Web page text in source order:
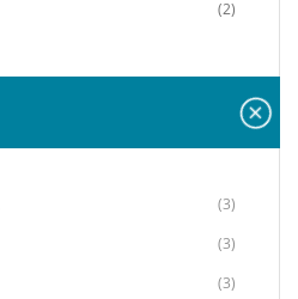
(2)
(3)
(3)
(3)